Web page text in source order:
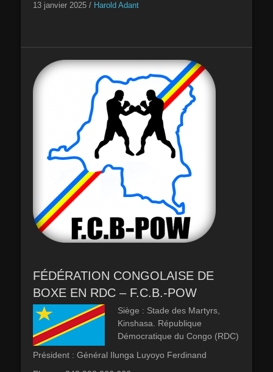
13 janvier 2025 / Harold Adant
FÉDÉRATION CONGOLAISE DE
BOXE EN RDC – F.C.B.-POW
Siège : Stade des Martyrs,
Kinshasa. République
Démocratique du Congo (RDC)
Président : Général Ilunga Luyoyo Ferdinand